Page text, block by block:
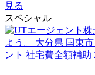
見る
スペシャル